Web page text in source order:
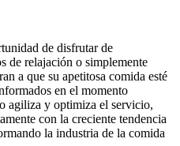
de disfrutar de
de relajación o simplemente
a que su apetitosa comida esté
en el momento
agiliza y optimiza el servicio,
con la creciente tendencia
la industria de la comida